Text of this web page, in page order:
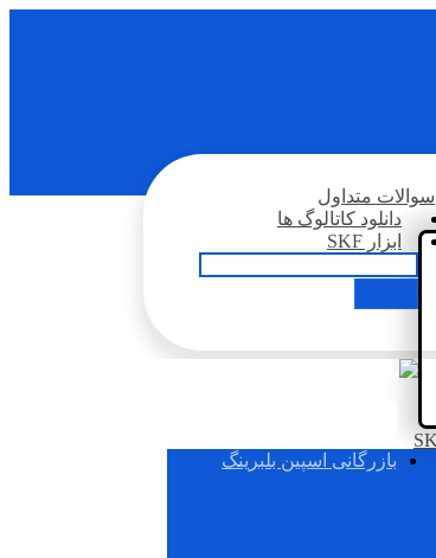
سوالات متداول
دانلود کاتالوگ ها
ابزار SKF
بازرگانی اسپین بلبرینگ